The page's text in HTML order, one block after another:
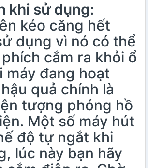
khi sử dụng:
kéo căng hết
dụng vì nó có thể
cắm ra khỏi ổ
máy đang hoạt
quả chính là
tượng phóng hồ
Một số máy hút
độ tự ngắt khi
lúc này bạn hãy